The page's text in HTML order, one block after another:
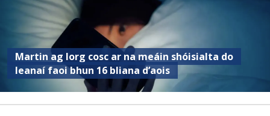
Martin ag lorg cosc ar na meáin shóisialta do
leanaí faoi bhun 16 bliana d’aois